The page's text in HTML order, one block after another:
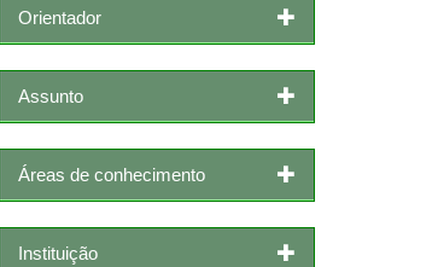
Orientador
Assunto
Áreas de conhecimento
Instituição